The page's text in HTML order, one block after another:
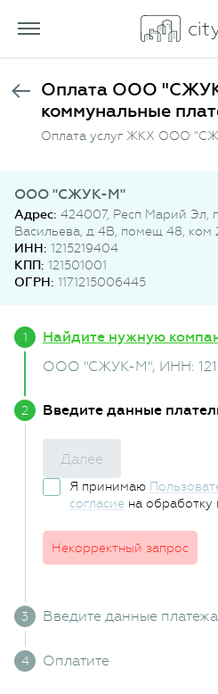
Оплата ООО
коммунальные
Оплата услуг ЖКХ ООО
ООО "СЖУК-М"
Адрес: 424007, Респ Марий Эл,
Васильева, д 4В, помещ 48, ком
ИНН: 1215219404
КПП: 121501001
ОГРН: 1171215006445
Найдите нужную
ООО "СЖУК-М", ИНН:
Введите данные
Далее
Я принимаю
согласие на обработку
Некорректный запрос
Введите данные платежа
Оплатите